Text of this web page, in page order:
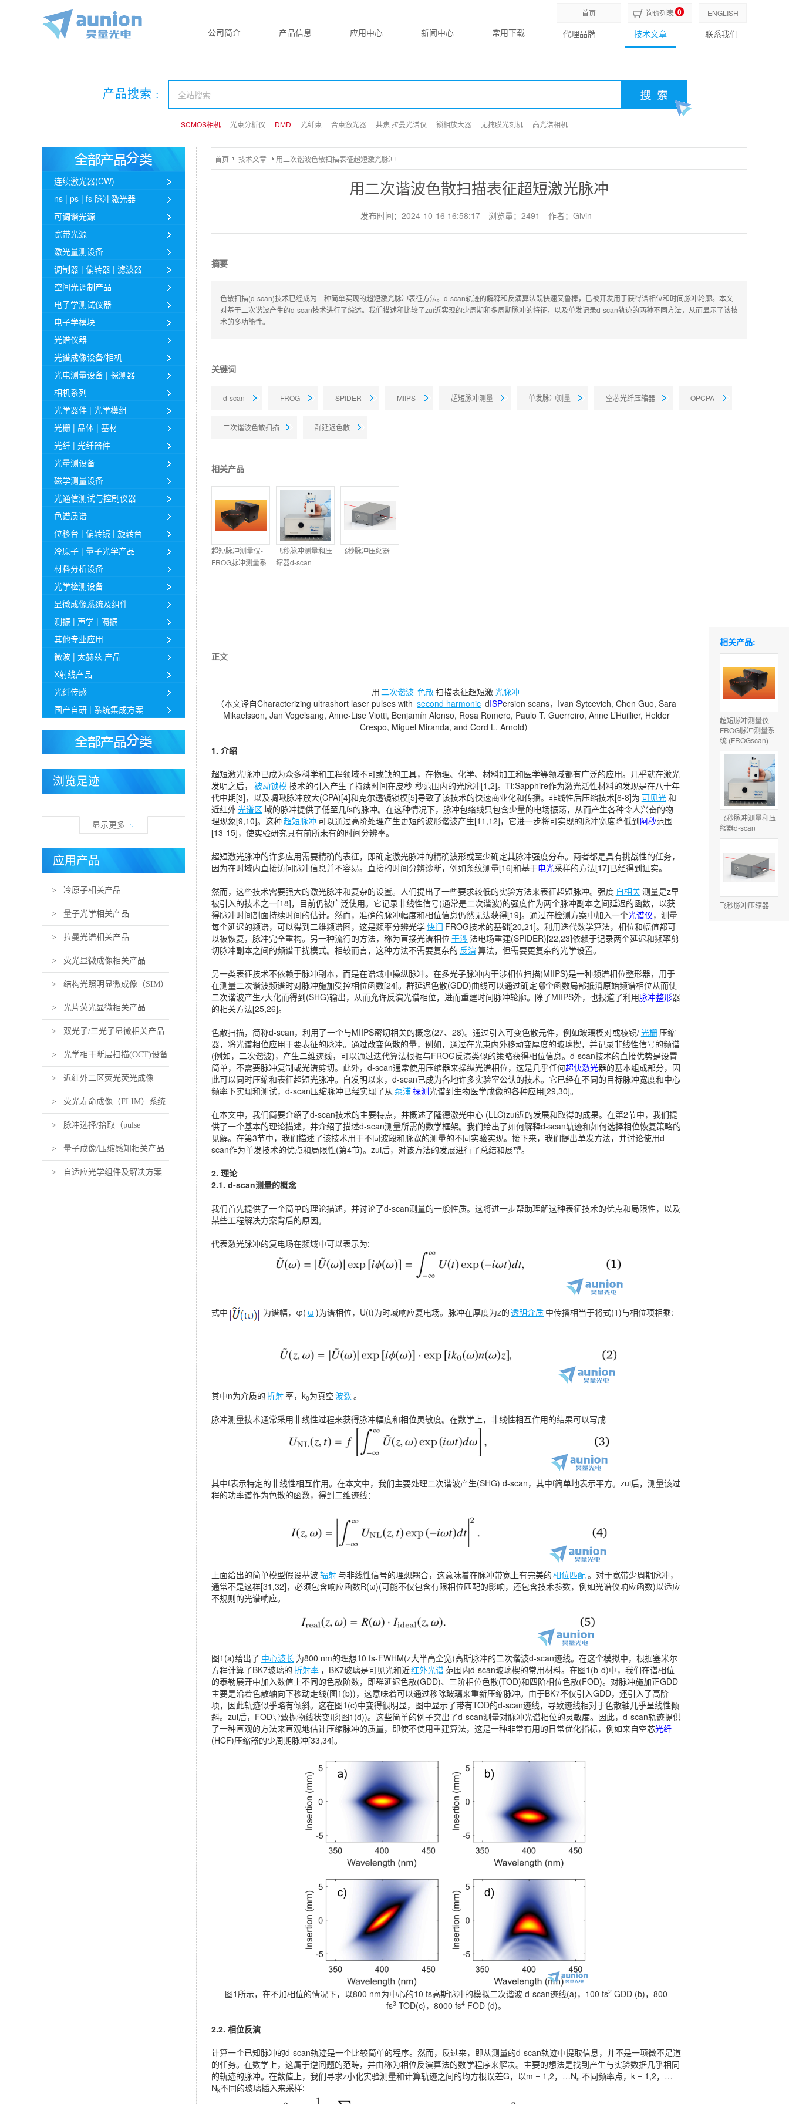
ENGLISH
询价列表 0
首页
公司简介 产品信息 应用中心 新闻中心 常用下载 代理品牌 技术文章 联系我们
产品搜索 :
SCMOS相机 光束分析仪 DMD 光纤束 合束激光器 共焦 拉曼光谱仪 锁相放大器 无掩膜光刻机 高光谱相机
SCMOS相机 光束分析仪 DMD 光纤束 合束激光器 共焦 拉曼光谱仪 锁相放大器 无掩膜光刻机 高光谱相机
SCMOS相机 光束分析仪 DMD 光纤束 合束激光器 共焦 拉曼光谱仪 锁相放大器 无掩膜光刻机 高光谱相机
连续激光器(CW)
ns | ps | fs 脉冲激光器
可调谐光源
宽带光源
激光量测设备
调制器 | 偏转器 | 滤波器
空间光调制产品
电子学测试仪器
电子学模块
光谱仪器
光谱成像设备/相机
光电测量设备 | 探测器
相机系列
光学器件 | 光学模组
光栅 | 晶体 | 基材
光纤 | 光纤器件
光量测设备
磁学测量设备
光通信测试与控制仪器
色谱质谱
位移台 | 偏转镜 | 旋转台
冷原子 | 量子光学产品
材料分析设备
光学检测设备
显微成像系统及组件
测振 | 声学 | 隔振
其他专业应用
微波 | 太赫兹 产品
X射线产品
光纤传感
国产自研 | 系统集成方案
浏览足迹
显示更多
应用产品
> 冷原子相关产品
> 量子光学相关产品
> 拉曼光谱相关产品
> 荧光显微成像相关产品
> 结构光照明显微成像（SIM）
相关产品
> 光片荧光显微相关产品
> 双光子/三光子显微相关产品
> 光学相干断层扫描(OCT)设备
及组件
> 近红外二区荧光荧光成像
（近红外活体荧光成像）设备及
组件
> 荧光寿命成像（FLIM）系统
及组件
> 脉冲选择/拾取（pulse
picking）系统及组件
> 量子成像/压缩感知相关产品
> 自适应光学组件及解决方案
首页 技术文章 用二次谐波色散扫描表征超短激光脉冲
用二次谐波色散扫描表征超短激光脉冲
发布时间：2024-10-16 16:58:17 浏览量：2491 作者：Givin
摘要
色散扫描(d-scan)技术已经成为一种简单实现的超短激光脉冲表征方法。d-scan轨迹的解释和反演算法既快速又鲁棒，已被开发用于获得谱相位和时间脉冲轮廓。本文
对基于二次谐波产生的d-scan技术进行了综述。我们描述和比较了zui近实现的少周期和多周期脉冲的特征，以及单发记录d-scan轨迹的两种不同方法，从而显示了该技
术的多功能性。
关键词
d-scan FROG SPIDER MIIPS 超短脉冲测量 单发脉冲测量 空芯光纤压缩器 OPCPA
二次谐波色散扫描 群延迟色散
相关产品
超短脉冲测量仪-
FROG脉冲测量系
统 (FROGscan)
飞秒脉冲测量和压
缩器d-scan
飞秒脉冲压缩器
相关产品:
超短脉冲测量仪-
FROG脉冲测量系
统 (FROGscan)
飞秒脉冲测量和压
缩器d-scan
飞秒脉冲压缩器
正文
用二次谐波 色散扫描表征超短激光脉冲
（本文译自Characterizing ultrashort laser pulses with second harmonic dISPersion scans，Ivan Sytcevich, Chen Guo, Sara
Mikaelsson, Jan Vogelsang, Anne-Lise Viotti, Benjamín Alonso, Rosa Romero, Paulo T. Guerreiro, Anne L’Huillier, Helder
Crespo, Miguel Miranda, and Cord L. Arnold）
1. 介绍
超短激光脉冲已成为众多科学和工程领域不可或缺的工具，在物理、化学、材料加工和医学等领域都有广泛的应用。几乎就在激光
发明之后， 被动锁模技术的引入产生了持续时间在皮秒-秒范围内的光脉冲[1,2]。Ti:Sapphire作为激光活性材料的发现是在八十年
代中期[3]，以及啁啾脉冲放大(CPA)[4]和克尔透镜锁模[5]导致了该技术的快速商业化和传播。非线性后压缩技术[6-8]为 可见光和
近红外光谱区 域的脉冲提供了低至几fs的脉冲。在这种情况下，脉冲包络线只包含少量的电场振荡，从而产生各种令人兴奋的物
理现象[9,10]。这种超短脉冲 可以通过高阶处理产生更短的波形谐波产生[11,12]，它进一步将可实现的脉冲宽度降低到阿秒范围
[13-15]，使实验研究具有前所未有的时间分辨率。
超短激光脉冲的许多应用需要精确的表征，即确定激光脉冲的精确波形或至少确定其脉冲强度分布。两者都是具有挑战性的任务，
因为在时域内直接访问脉冲信息并不容易。直接的时间分辨诊断，例如条纹测量[16]和基于电光采样的方法[17]已经得到证实。
然而，这些技术需要强大的激光脉冲和复杂的设置。人们提出了一些要求较低的实验方法来表征超短脉冲。强度 自相关 测量是z早
被引入的技术之一[18]，目前仍被广泛使用。它记录非线性信号(通常是二次谐波)的强度作为两个脉冲副本之间延迟的函数，以获
得脉冲时间剖面持续时间的估计。然而，准确的脉冲幅度和相位信息仍然无法获得[19]。通过在检测方案中加入一个光谱仪，测量
每个延迟的频谱，可以得到二维频谱图，这是频率分辨光学快门 FROG技术的基础[20,21]。利用迭代数学算法，相位和幅值都可
以被恢复，脉冲完全重构。另一种流行的方法，称为直接光谱相位 干涉 法电场重建(SPIDER)[22,23]依赖于记录两个延迟和频率剪
切脉冲副本之间的频谱干扰模式。相较而言，这种方法不需要复杂的 反演 算法，但需要更复杂的光学设置。
另一类表征技术不依赖于脉冲副本，而是在谱域中操纵脉冲。在多光子脉冲内干涉相位扫描(MIIPS)是一种频谱相位整形器，用于
在测量二次谐波频谱时对脉冲施加受控相位函数[24]。群延迟色散(GDD)曲线可以通过确定哪个函数局部抵消原始频谱相位从而使
二次谐波产生z大化而得到(SHG)输出，从而允许反演光谱相位，进而重建时间脉冲轮廓。除了MIIPS外，也报道了利用脉冲整形器
的相关方法[25,26]。
色散扫描，简称d-scan，利用了一个与MIIPS密切相关的概念(27、28)。通过引入可变色散元件，例如玻璃楔对或棱镜/光栅 压缩
器，将光谱相位应用于要表征的脉冲。通过改变色散的量，例如，通过在光束内外移动变厚度的玻璃楔，并记录非线性信号的频谱
(例如，二次谐波)，产生二维迹线，可以通过迭代算法根据与FROG反演类似的策略获得相位信息。d-scan技术的直接优势是设置
简单，不需要脉冲复制或光谱剪切。此外，d-scan通常使用压缩器来操纵光谱相位，这是几乎任何超快激光器的基本组成部分，因
此可以同时压缩和表征超短光脉冲。自发明以来，d-scan已成为各地许多实验室公认的技术。它已经在不同的目标脉冲宽度和中心
频率下实现和测试，d-scan压缩脉冲已经实现了从 泵浦探测光谱到生物医学成像的各种应用[29,30]。
在本文中，我们简要介绍了d-scan技术的主要特点，并概述了隆德激光中心 (LLC)zui近的发展和取得的成果。在第2节中，我们提
供了一个基本的理论描述，并介绍了描述d-scan测量所需的数学框架。我们给出了如何解释d-scan轨迹和如何选择相位恢复策略的
见解。在第3节中，我们描述了该技术用于不同波段和脉宽的测量的不同实验实现。接下来，我们提出单发方法，并讨论使用d-
scan作为单发技术的优点和局限性(第4节)。zui后，对该方法的发展进行了总结和展望。
2. 理论
2.1. d-scan测量的概念
我们首先提供了一个简单的理论描述，并讨论了d-scan测量的一般性质。这将进一步帮助理解这种表征技术的优点和局限性，以及
某些工程解决方案背后的原因。
代表激光脉冲的复电场在频域中可以表示为:
式中 为谱幅，φ( ω )为谱相位，U(t)为时域响应复电场。脉冲在厚度为z的透明介质 中传播相当于将式(1)与相位项相乘:
其中n为介质的 折射率，k0为真空波数。
脉冲测量技术通常采用非线性过程来获得脉冲幅度和相位灵敏度。在数学上，非线性相互作用的结果可以写成
其中f表示特定的非线性相互作用。在本文中，我们主要处理二次谐波产生(SHG) d-scan，其中f简单地表示平方。zui后，测量该过
程的功率谱作为色散的函数，得到二维迹线：
上面给出的简单模型假设基波辐射与非线性信号的理想耦合，这意味着在脉冲带宽上有完美的相位匹配。对于宽带少周期脉冲，
通常不是这样[31,32]，必须包含响应函数R(ω)(可能不仅包含有限相位匹配的影响，还包含技术参数，例如光谱仪响应函数)以适应
不规则的光谱响应。
图1(a)给出了 中心波长 为800 nm的理想10 fs-FWHM(z大半高全宽)高斯脉冲的二次谐波d-scan迹线。在这个模拟中，根据塞米尔
方程计算了BK7玻璃的 折射率 ，BK7玻璃是可见光和近红外光谱范围内d-scan玻璃楔的常用材料。在图1(b-d)中，我们在谱相位
的泰勒展开中加入数值上不同的色散阶数，即群延迟色散(GDD)、三阶相位色散(TOD)和四阶相位色散(FOD)。对脉冲施加正GDD
主要是沿着色散轴向下移动走线(图1(b))，这意味着可以通过移除玻璃来重新压缩脉冲。由于BK7不仅引入GDD，还引入了高阶
项，因此轨迹似乎略有倾斜。这在图1(c)中变得很明显，图中显示了带有TOD的d-scan迹线，导致迹线相对于色散轴几乎呈线性倾
斜。zui后，FOD导致抛物线状变形(图1(d))。这些简单的例子突出了d-scan测量对脉冲光谱相位的灵敏度。因此，d-scan轨迹提供
了一种直观的方法来直观地估计压缩脉冲的质量，即使不使用重建算法，这是一种非常有用的日常优化指标，例如来自空芯光纤
(HCF)压缩器的少周期脉冲[33,34]。
图1所示，在不加相位的情况下，以800 nm为中心的10 fs高斯脉冲的模拟二次谐波 d-scan迹线(a)，100 fs2 GDD (b)，800
fs3 TOD(c)，8000 fs4 FOD (d)。
2.2. 相位反演
计算一个已知脉冲的d-scan轨迹是一个比较简单的程序。然而，反过来，即从测量的d-scan轨迹中提取信息，并不是一项微不足道
的任务。在数学上，这属于逆问题的范畴，并由称为相位反演算法的数学程序来解决。主要的想法是找到产生与实验数据几乎相同
的轨迹的脉冲。在数值上，我们寻求z小化实验测量和计算轨迹之间的均方根误差G，以m = 1,2，…Nm不同频率点，k = 1,2，…
Nk不同的玻璃插入来采样: